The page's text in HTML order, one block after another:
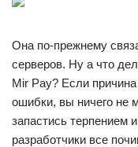
Она по-прежнему
серверов. Ну а что
Mir Pay? Если
ошибки, вы ничего не
запастись терпением
разработчики все